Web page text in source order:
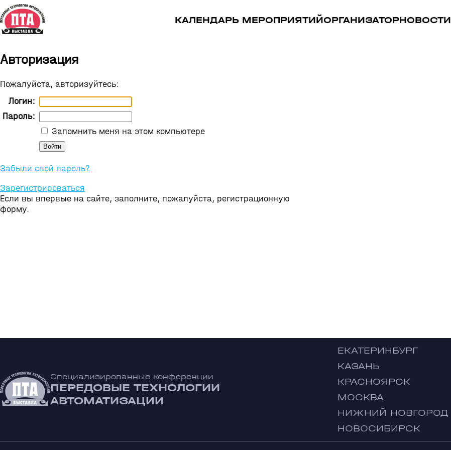
КАЛЕНДАРЬ МЕРОПРИЯТИЙОРГАНИЗАТОРНОВОСТИ
Авторизация
Пожалуйста, авторизуйтесь:
Логин:
Пароль:
Запомнить меня на этом компьютере
Забыли свой пароль?
Зарегистрироваться
Если вы впервые на сайте, заполните, пожалуйста, регистрационную
форму.
Специализированные конференции
ПЕРЕДОВЫЕ ТЕХНОЛОГИИ
АВТОМАТИЗАЦИИ
ЕКАТЕРИНБУРГ
КАЗАНЬ
КРАСНОЯРСК
МОСКВА
НИЖНИЙ НОВГОРОД
НОВОСИБИРСК